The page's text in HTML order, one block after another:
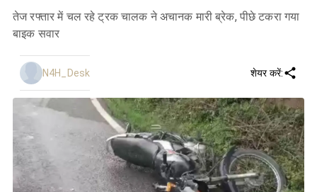
तेज रफ्तार में चल रहे ट्रक चालक ने अचानक मारी ब्रेक, पीछे टकरा गया
बाइक सवार
N4H_Desk शेयर करें: